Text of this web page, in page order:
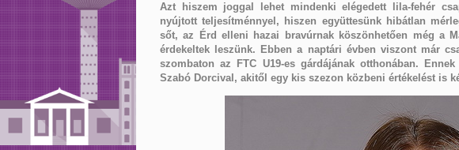
Azt hiszem joggal lehet mindenki elégedett lila-fehér
nyújtott teljesítménnyel, hiszen együttesünk hibátlan
sőt, az Érd elleni hazai bravúrnak köszönhetően még a
érdekeltek leszünk. Ebben a naptári évben viszont már
szombaton az FTC U19-es gárdájának otthonában.
Szabó Dorcival, akitől egy kis szezon közbeni értékelést is